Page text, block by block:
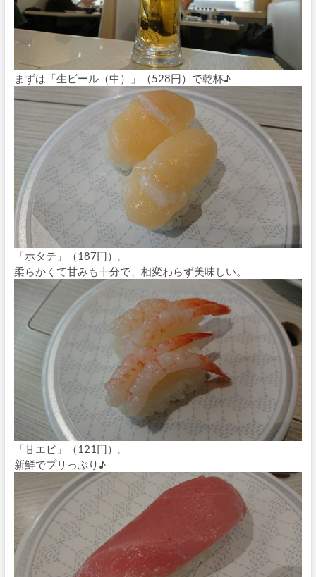
まずは「生ビール（中）」（528円）で乾杯♪
「ホタテ」（187円）。
柔らかくて甘みも十分で、相変わらず美味しい。
「甘エビ」（121円）。
新鮮でプリっぷり♪